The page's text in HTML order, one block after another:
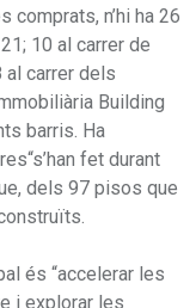
comprats, n’hi ha 26
10 al carrer de
al carrer dels
Building
barris. Ha
fet durant
dels 97 pisos que
és “accelerar les
i explorar les